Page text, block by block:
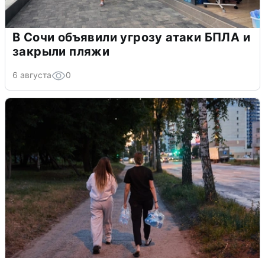
В Сочи объявили угрозу атаки БПЛА и
закрыли пляжи
6 августа 0